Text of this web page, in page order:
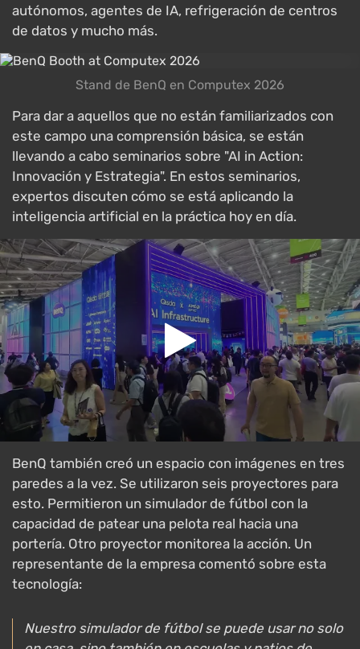
autónomos, agentes de IA, refrigeración de centros
de datos y mucho más.
Stand de BenQ en Computex 2026
Para dar a aquellos que no están familiarizados con
este campo una comprensión básica, se están
llevando a cabo seminarios sobre "AI in Action:
Innovación y Estrategia". En estos seminarios,
expertos discuten cómo se está aplicando la
inteligencia artificial en la práctica hoy en día.
BenQ también creó un espacio con imágenes en tres
paredes a la vez. Se utilizaron seis proyectores para
esto. Permitieron un simulador de fútbol con la
capacidad de patear una pelota real hacia una
portería. Otro proyector monitorea la acción. Un
representante de la empresa comentó sobre esta
tecnología:
Nuestro simulador de fútbol se puede usar no solo